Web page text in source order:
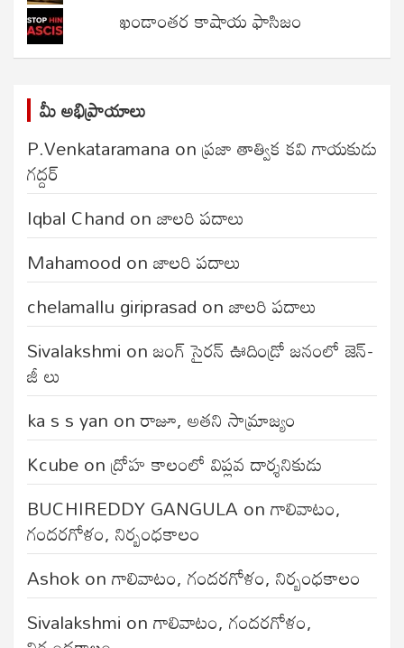
ఖండాంతర కాషాయ ఫాసిజం
మీ అభిప్రాయాలు
P.Venkataramana onప్రజా తాత్విక కవి గాయకుడు
గద్దర్
Iqbal Chand onజాలరి పదాలు
Mahamood onజాలరి పదాలు
chelamallu giriprasad onజాలరి పదాలు
Sivalakshmi onజంగ్‌ సైరన్‌ ఊదిండ్రో జనంలో జెన్-
జీ లు
ka s s yan onరాజూ, అతని సామ్రాజ్యం
Kcubeonద్రోహ కాలంలో విప్లవ దార్శనికుడు
BUCHIREDDY GANGULA onగాలివాటం,
గందరగోళం, నిర్బంధకాలం
Ashokonగాలివాటం, గందరగోళం, నిర్బంధకాలం
Sivalakshmi onగాలివాటం, గందరగోళం,